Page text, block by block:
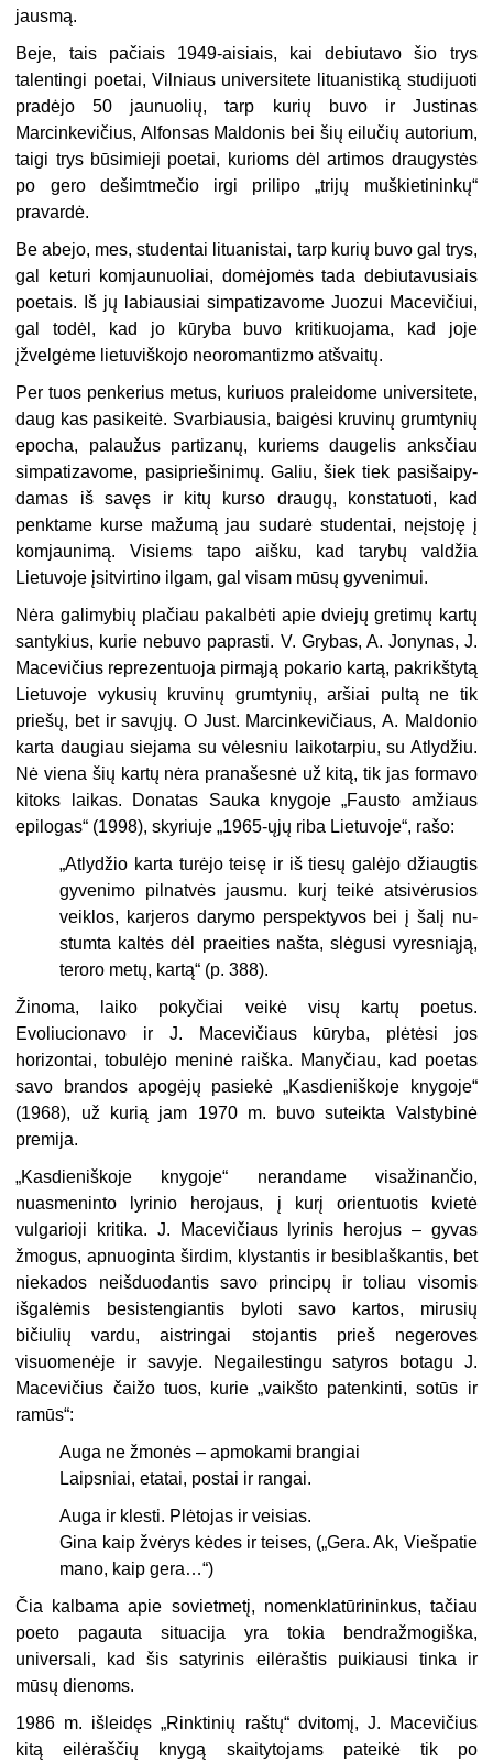
jausmą.
Beje, tais pačiais 1949-aisiais, kai debiutavo šio trys
talentingi poetai, Vil­niaus universitete lituanistiką studijuoti
pradėjo 50 jaunuolių, tarp kurių buvo ir Justinas
Marcinkevičius, Alfonsas Maldonis bei šių eilučių autorium,
taigi trys būsimieji poetai, kurioms dėl artimos draugystės
po gero dešimtmečio irgi prilipo „trijų muškietininkų“
pravardė.
Be abejo, mes, studentai lituanistai, tarp kurių buvo gal trys,
gal keturi kom­jaunuoliai, domėjomės tada debiutavusiais
poetais. Iš jų labiausiai simpatizavome Juozui Macevičiui,
gal todėl, kad jo kūryba buvo kritikuojama, kad joje
įžvelgėme lietuviškojo neoromantizmo atšvaitų.
Per tuos penkerius metus, kuriuos praleidome universitete,
daug kas pasikei­tė. Svarbiausia, baigėsi kruvinų grumtynių
epocha, palaužus partizanų, kuriems daugelis anksčiau
simpatizavome, pasipriešinimų. Galiu, šiek tiek pasišaipy­
damas iš savęs ir kitų kurso draugų, konstatuoti, kad
penktame kurse mažumą jau sudarė studentai, neįstoję į
komjaunimą. Visiems tapo aišku, kad tarybų val­džia
Lietuvoje įsitvirtino ilgam, gal visam mūsų gyvenimui.
Nėra galimybių plačiau pakalbėti apie dviejų gretimų kartų
santykius, kurie nebuvo paprasti. V. Grybas, A. Jonynas, J.
Macevičius reprezentuoja pirmąją po­kario kartą, pakrikštytą
Lietuvoje vykusių kruvinų grumtynių, aršiai pultą ne tik
priešų, bet ir savųjų. O Just. Marcinkevičiaus, A. Maldonio
karta daugiau sie­jama su vėlesniu laikotarpiu, su Atlydžiu.
Nė viena šių kartų nėra pranašesnė už kitą, tik jas formavo
kitoks laikas. Donatas Sauka knygoje „Fausto amžiaus
epilogas“ (1998), skyriuje „1965-ųjų riba Lietuvoje“, rašo:
„Atlydžio karta turėjo teisę ir iš tiesų galėjo džiaugtis
gyvenimo pilnatvės jaus­mu. kurį teikė atsivėrusios
veiklos, karjeros darymo perspektyvos bei į šalį nu­
stumta kaltės dėl praeities našta, slėgusi vyresniąją,
teroro metų, kartą“ (p. 388).
Žinoma, laiko pokyčiai veikė visų kartų poetus.
Evoliucionavo ir J. Macevi­čiaus kūryba, plėtėsi jos
horizontai, tobulėjo meninė raiška. Manyčiau, kad poe­tas
savo brandos apogėjų pasiekė „Kasdieniškoje knygoje“
(1968), už kurią jam 1970 m. buvo suteikta Valstybinė
premija.
„Kasdieniškoje knygoje“ nerandame visažinančio,
nuasmeninto lyrinio hero­jaus, į kurį orientuotis kvietė
vulgarioji kritika. J. Macevičiaus lyrinis herojus – gyvas
žmogus, apnuoginta širdim, klystantis ir besiblaškantis, bet
niekados neišduodantis savo principų ir toliau visomis
išgalėmis besistengiantis byloti savo kartos, mirusių
bičiulių vardu, aistringai stojantis prieš negeroves
visuomenėje ir savyje. Negailestingu satyros botagu J.
Macevičius čaižo tuos, kurie „vaikšto patenkinti, sotūs ir
ramūs“:
Auga ne žmonės – apmokami brangiai
Laipsniai, etatai, postai ir rangai.
Auga ir klesti. Plėtojas ir veisias.
Gina kaip žvėrys kėdes ir teises, („Gera. Ak, Viešpatie
mano, kaip gera…“)
Čia kalbama apie sovietmetį, nomenklatūrininkus, tačiau
poeto pagauta si­tuacija yra tokia bendražmogiška,
universali, kad šis satyrinis eilėraštis puikiau­si tinka ir
mūsų dienoms.
1986 m. išleidęs „Rinktinių raštų“ dvitomį, J. Macevičius
kitą eilėraščių kny­gą skaitytojams pateikė tik po